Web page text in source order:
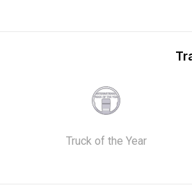
Truck of the Year